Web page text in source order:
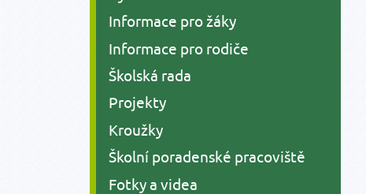
Informace pro žáky
Informace pro rodiče
Školská rada
Projekty
Kroužky
Školní poradenské pracoviště
Fotky a videa